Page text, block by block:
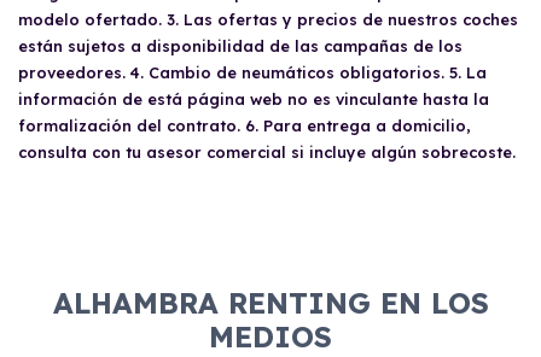
modelo ofertado. 3. Las ofertas y precios de nuestros coches
están sujetos a disponibilidad de las campañas de los
proveedores. 4. Cambio de neumáticos obligatorios. 5. La
información de está página web no es vinculante hasta la
formalización del contrato. 6. Para entrega a domicilio,
consulta con tu asesor comercial si incluye algún sobrecoste.
ALHAMBRA RENTING EN LOS
MEDIOS